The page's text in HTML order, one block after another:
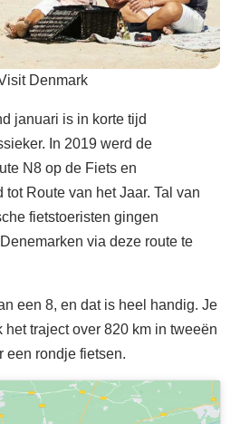
Denmark
januari is in korte tijd
In 2019 werd de
N8 op de Fiets en
Route van het Jaar. Tal van
fietstoeristen gingen
via deze route te
een 8, en dat is heel handig. Je
het traject over 820 km in tweeën
een rondje fietsen.